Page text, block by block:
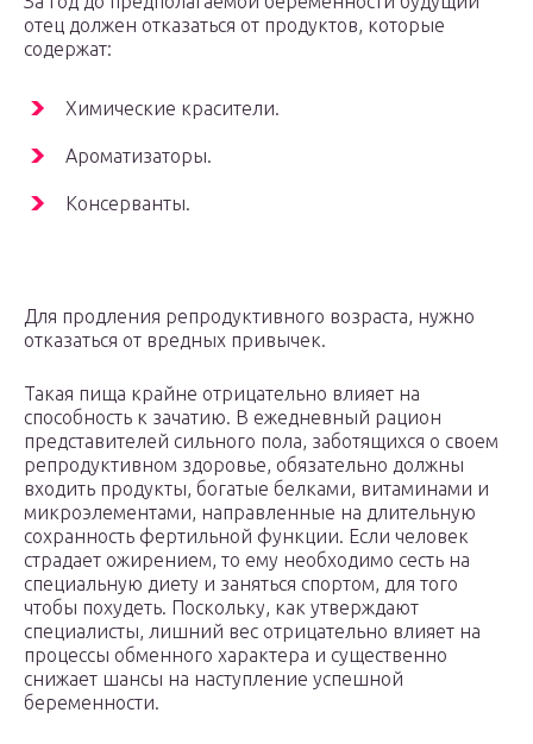
отец должен отказаться от продуктов, которые
содержат:
Химические красители.
Ароматизаторы.
Консерванты.
Для продления репродуктивного возраста, нужно
отказаться от вредных привычек.
Такая пища крайне отрицательно влияет на
способность к зачатию. В ежедневный рацион
представителей сильного пола, заботящихся о своем
репродуктивном здоровье, обязательно должны
входить продукты, богатые белками, витаминами и
микроэлементами, направленные на длительную
сохранность фертильной функции. Если человек
страдает ожирением, то ему необходимо сесть на
специальную диету и заняться спортом, для того
чтобы похудеть. Поскольку, как утверждают
специалисты, лишний вес отрицательно влияет на
процессы обменного характера и существенно
снижает шансы на наступление успешной
беременности.